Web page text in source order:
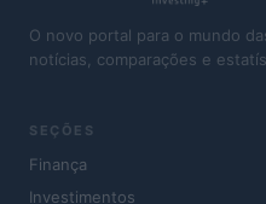
O novo portal para o mundo
notícias, comparações e
SEÇÕES
Finança
Investimentos